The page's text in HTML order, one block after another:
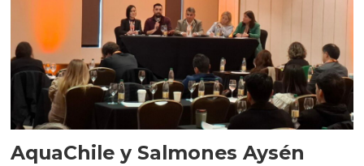
AquaChile y Salmones Aysén